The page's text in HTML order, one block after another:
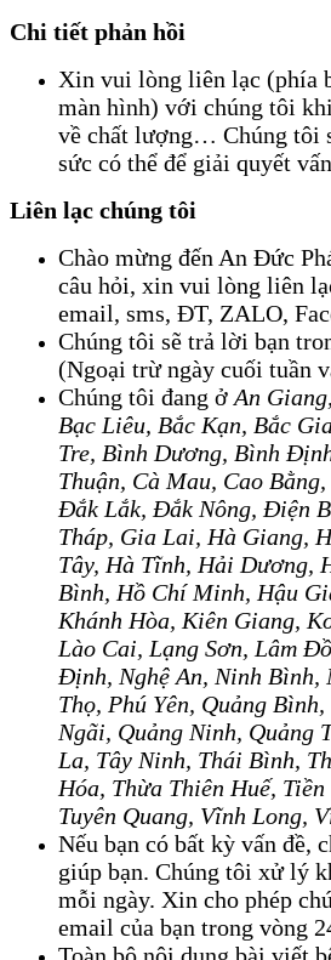
Chi tiết phản hồi
Xin vui lòng liên lạc (phía
màn hình) với chúng tôi
về chất lượng… Chúng tôi
sức có thể để giải quyết
Liên lạc chúng tôi
Chào mừng đến An Đức
câu hỏi, xin vui lòng liên
email, sms, ĐT, ZALO,
Chúng tôi sẽ trả lời bạn
(Ngoại trừ ngày cuối tuần
Chúng tôi đang ở An Giang,
Bạc Liêu, Bắc Kạn, Bắc
Tre, Bình Dương, Bình
Thuận, Cà Mau, Cao
Đắk Lắk, Đắk Nông, Điện
Tháp, Gia Lai, Hà Giang,
Tây, Hà Tĩnh, Hải Dương,
Bình, Hồ Chí Minh, Hậu
Khánh Hòa, Kiên Giang,
Lào Cai, Lạng Sơn, Lâm
Định, Nghệ An, Ninh Bình,
Thọ, Phú Yên, Quảng
Ngãi, Quảng Ninh, Quảng
La, Tây Ninh, Thái Bình,
Hóa, Thừa Thiên Huế,
Tuyên Quang, Vĩnh Long,
Nếu bạn có bất kỳ vấn đề,
giúp bạn. Chúng tôi xử lý
mỗi ngày. Xin cho phép
email của bạn trong vòng